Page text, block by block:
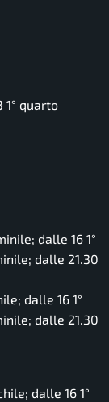
1° quarto
dalle 16 1°
dalle 21.30
dalle 16 1°
dalle 21.30
dalle 16 1°